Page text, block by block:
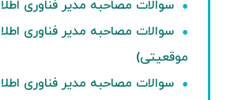
سوالات مصاحبه مدیر فناوری
سوالات مصاحبه مدیر فناوری
موقعیتی)
سوالات مصاحبه مدیر فناوری